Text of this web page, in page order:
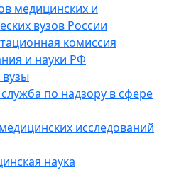
медицинских и
вузов России
комиссия
и науки РФ
по надзору в сфере
исследований
наука